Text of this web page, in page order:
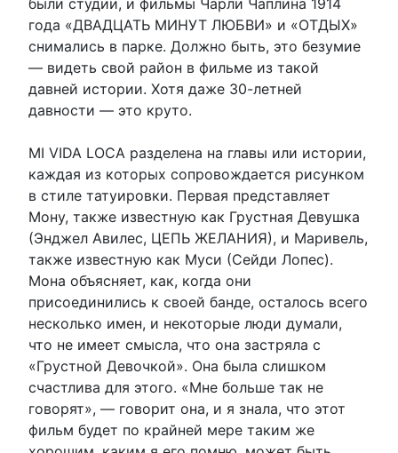
года «ДВАДЦАТЬ МИНУТ ЛЮБВИ» и «ОТДЫХ»
снимались в парке. Должно быть, это безумие
— видеть свой район в фильме из такой
давней истории. Хотя даже 30-летней
давности — это круто.
MI VIDA LOCA разделена на главы или истории,
каждая из которых сопровождается рисунком
в стиле татуировки. Первая представляет
Мону, также известную как Грустная Девушка
(Энджел Авилес, ЦЕПЬ ЖЕЛАНИЯ), и Маривель,
также известную как Муси (Сейди Лопес).
Мона объясняет, как, когда они
присоединились к своей банде, осталось всего
несколько имен, и некоторые люди думали,
что не имеет смысла, что она застряла с
«Грустной Девочкой». Она была слишком
счастлива для этого. «Мне больше так не
говорят», — говорит она, и я знала, что этот
фильм будет по крайней мере таким же